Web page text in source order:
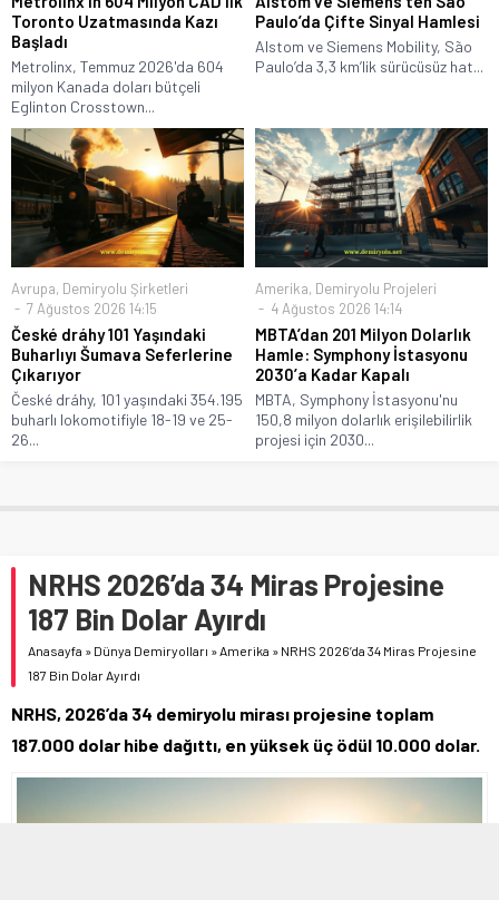
Toronto Uzatmasında Kazı
Başladı
Metrolinx, Temmuz 2026'da 604
milyon Kanada doları bütçeli
Eglinton Crosstown...
Paulo’da Çifte Sinyal Hamlesi
Alstom ve Siemens Mobility, São
Paulo’da 3,3 km’lik sürücüsüz hat...
Avrupa, Demiryolu Şirketleri
7 Ağustos 2026 14:15
České dráhy 101 Yaşındaki
Buharlıyı Šumava Seferlerine
Çıkarıyor
České dráhy, 101 yaşındaki 354.195
buharlı lokomotifiyle 18-19 ve 25-
26...
Amerika, Demiryolu Projeleri
4 Ağustos 2026 14:14
MBTA’dan 201 Milyon Dolarlık
Hamle: Symphony İstasyonu
2030’a Kadar Kapalı
MBTA, Symphony İstasyonu'nu
150,8 milyon dolarlık erişilebilirlik
projesi için 2030...
NRHS 2026’da 34 Miras Projesine
187 Bin Dolar Ayırdı
Anasayfa » Dünya Demiryolları »Amerika » NRHS 2026’da 34 Miras Projesine
187 Bin Dolar Ayırdı
NRHS, 2026’da 34 demiryolu mirası projesine toplam
187.000 dolar hibe dağıttı, en yüksek üç ödül 10.000 dolar.